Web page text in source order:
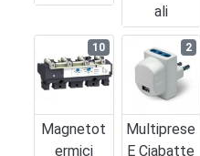
Ali
Magnetot
Ermici
10
Multiprese
E Ciabatte
2